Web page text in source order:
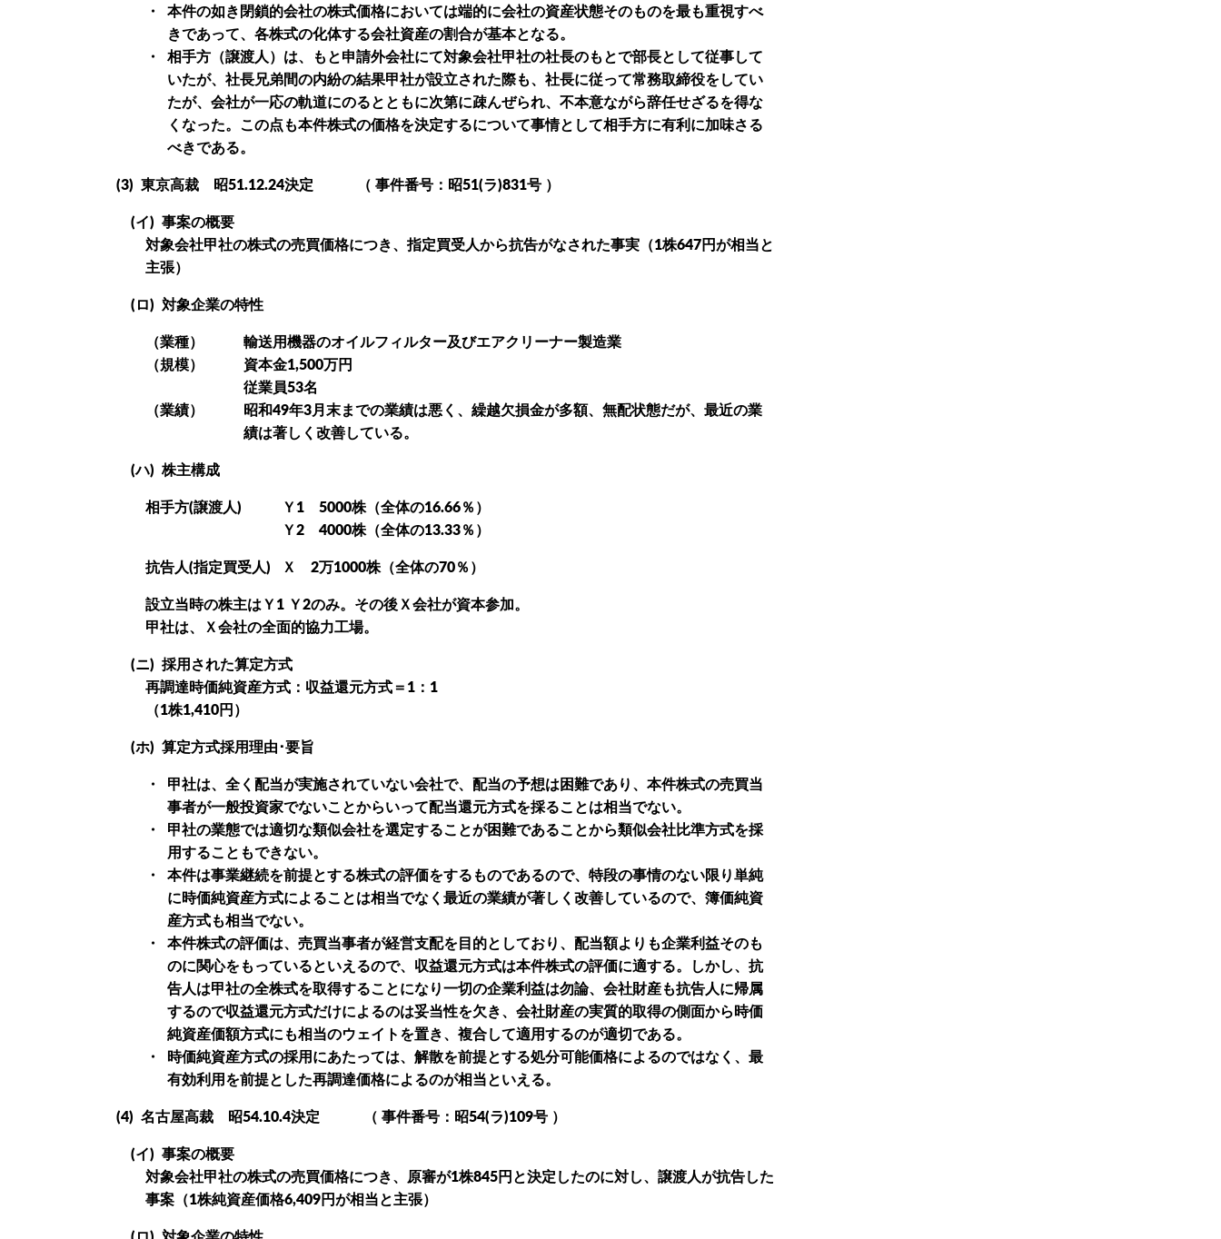
・
本件の如き閉鎖的会社の株式価格においては端的に会社の資産状態そのものを最も重視すべ
きであって、各株式の化体する会社資産の割合が基本となる。
・
相手方（譲渡人）は、もと申請外会社にて対象会社甲社の社長のもとで部長として従事して
いたが、社長兄弟間の内紛の結果甲社が設立された際も、社長に従って常務取締役をしてい
たが、会社が一応の軌道にのるとともに次第に疎んぜられ、不本意ながら辞任せざるを得な
くなった。この点も本件株式の価格を決定するについて事情として相手方に有利に加味さる
べきである。
(3) 東京高裁 昭51.12.24決定 （ 事件番号：昭51(ラ)831号 ）
(イ) 事案の概要
対象会社甲社の株式の売買価格につき、指定買受人から抗告がなされた事実（1株647円が相当と
主張）
(ロ) 対象企業の特性
（業種）
輸送用機器のオイルフィルター及びエアクリーナー製造業
（規模）
資本金1,500万円
従業員53名
（業績）
昭和49年3月末までの業績は悪く、繰越欠損金が多額、無配状態だが、最近の業
績は著しく改善している。
(ハ) 株主構成
相手方(譲渡人)
Ｙ1 5000株（全体の16.66％）
Ｙ2 4000株（全体の13.33％）
抗告人(指定買受人) Ｘ 2万1000株（全体の70％）
設立当時の株主はＹ1 Ｙ2のみ。その後Ｘ会社が資本参加。
甲社は、Ｘ会社の全面的協力工場。
(ニ) 採用された算定方式
再調達時価純資産方式：収益還元方式＝1：1
（1株1,410円）
(ホ) 算定方式採用理由･要旨
・
甲社は、全く配当が実施されていない会社で、配当の予想は困難であり、本件株式の売買当
事者が一般投資家でないことからいって配当還元方式を採ることは相当でない。
・
甲社の業態では適切な類似会社を選定することが困難であることから類似会社比準方式を採
用することもできない。
・
本件は事業継続を前提とする株式の評価をするものであるので、特段の事情のない限り単純
に時価純資産方式によることは相当でなく最近の業績が著しく改善しているので、簿価純資
産方式も相当でない。
・
本件株式の評価は、売買当事者が経営支配を目的としており、配当額よりも企業利益そのも
のに関心をもっているといえるので、収益還元方式は本件株式の評価に適する。しかし、抗
告人は甲社の全株式を取得することになり一切の企業利益は勿論、会社財産も抗告人に帰属
するので収益還元方式だけによるのは妥当性を欠き、会社財産の実質的取得の側面から時価
純資産価額方式にも相当のウェイトを置き、複合して適用するのが適切である。
・
時価純資産方式の採用にあたっては、解散を前提とする処分可能価格によるのではなく、最
有効利用を前提とした再調達価格によるのが相当といえる。
(4) 名古屋高裁 昭54.10.4決定 （ 事件番号：昭54(ラ)109号 ）
(イ) 事案の概要
対象会社甲社の株式の売買価格につき、原審が1株845円と決定したのに対し、譲渡人が抗告した
事案（1株純資産価格6,409円が相当と主張）